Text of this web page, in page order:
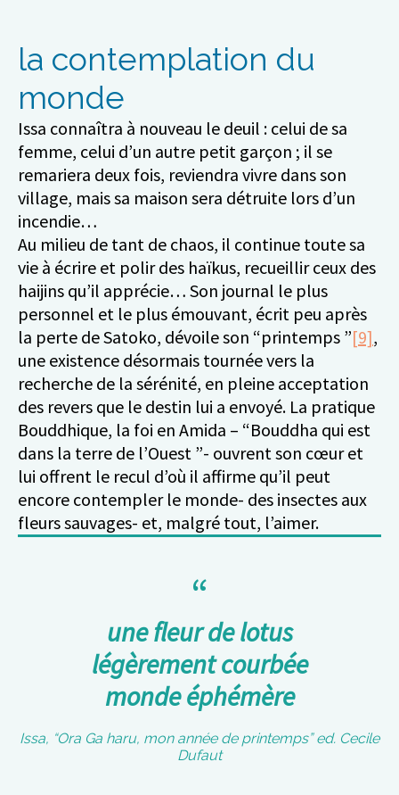
la contemplation du
monde
Issa connaîtra à nouveau le deuil : celui de sa
femme, celui d’un autre petit garçon ; il se
remariera deux fois, reviendra vivre dans son
village, mais sa maison sera détruite lors d’un
incendie…
Au milieu de tant de chaos, il continue toute sa
vie à écrire et polir des haïkus, recueillir ceux des
haijins qu’il apprécie… Son journal le plus
personnel et le plus émouvant, écrit peu après
la perte de Satoko, dévoile son “printemps ”[9],
une existence désormais tournée vers la
recherche de la sérénité, en pleine acceptation
des revers que le destin lui a envoyé. La pratique
Bouddhique, la foi en Amida – “Bouddha qui est
dans la terre de l’Ouest ”- ouvrent son cœur et
lui offrent le recul d’où il affirme qu’il peut
encore contempler le monde- des insectes aux
fleurs sauvages- et, malgré tout, l’aimer.
une fleur de lotus
légèrement courbée
monde éphémère
Issa, “Ora Ga haru, mon année de printemps” ed. Cecile
Dufaut